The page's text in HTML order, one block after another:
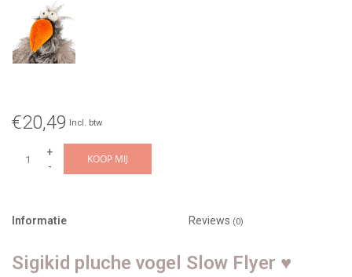
€20,49 Incl. btw
+
-
KOOP MIJ
Informatie Reviews (0)
Sigikid pluche vogel Slow Flyer ♥